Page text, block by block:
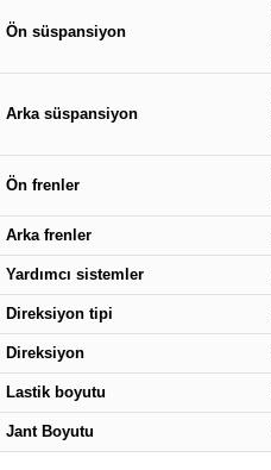
Ön süspansiyon
Arka süspansiyon
Ön frenler
Arka frenler
Yardımcı sistemler
Direksiyon tipi
Direksiyon
Lastik boyutu
Jant Boyutu